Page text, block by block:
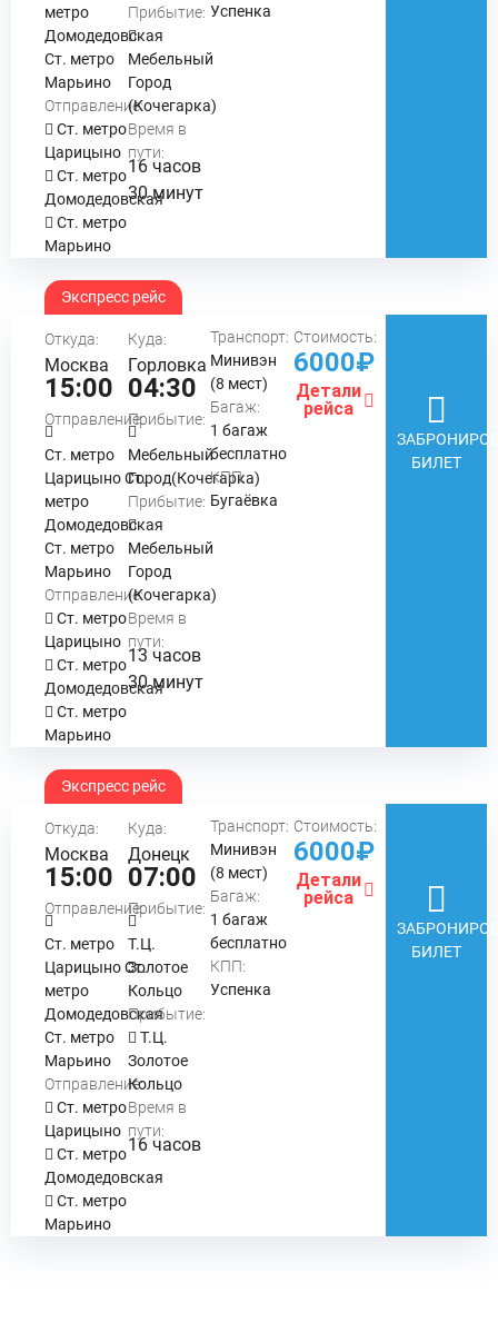
метро
Домодедовская
Ст. метро
Марьино
Отправление:
Ст. метро
Царицыно
Ст. метро
Домодедовская
Ст. метро
Марьино
Прибытие:
Мебельный
Город
(Кочегарка)
Время в
пути:
16 часов
30 минут
Успенка
Экспресс рейс
Откуда:
Москва
15:00
Отправление:
Ст. метро
Царицыно Ст.
метро
Домодедовская
Ст. метро
Марьино
Отправление:
Ст. метро
Царицыно
Ст. метро
Домодедовская
Ст. метро
Марьино
Куда:
Горловка
04:30
Прибытие:
Мебельный
Город(Кочегарка)
Прибытие:
Мебельный
Город
(Кочегарка)
Время в
пути:
13 часов
30 минут
Транспорт:
Минивэн
(8 мест)
Багаж:
1 багаж
бесплатно
КПП:
Бугаёвка
Стоимость:
6000₽
Детали
рейса
БИЛЕТ
Экспресс рейс
Откуда:
Москва
15:00
Отправление:
Ст. метро
Царицыно Ст.
метро
Домодедовская
Ст. метро
Марьино
Отправление:
Ст. метро
Царицыно
Ст. метро
Домодедовская
Ст. метро
Марьино
Куда:
Донецк
07:00
Прибытие:
Т.Ц.
Золотое
Кольцо
Прибытие:
Т.Ц.
Золотое
Кольцо
Время в
пути:
16 часов
Транспорт:
Минивэн
(8 мест)
Багаж:
1 багаж
бесплатно
КПП:
Успенка
Стоимость:
6000₽
Детали
рейса
БИЛЕТ